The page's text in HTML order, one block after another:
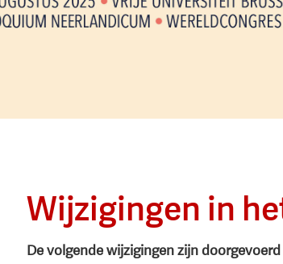
Wijzigingen in
De volgende wijzigingen zijn